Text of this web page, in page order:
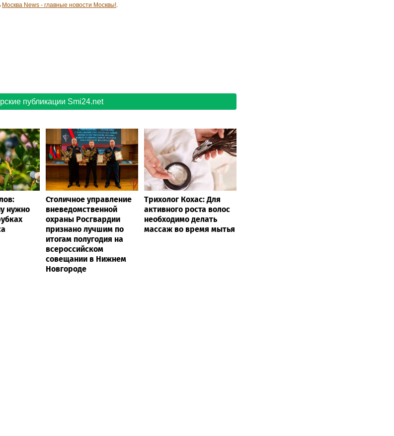
Mосква News - главные новости Москвы!.
публикации Smi24.net
нужно
Столичное управление
вневедомственной
охраны Росгвардии
признано лучшим по
итогам полугодия на
всероссийском
совещании в Нижнем
Новгороде
Трихолог Кохас: Для
активного роста волос
необходимо делать
массаж во время мытья